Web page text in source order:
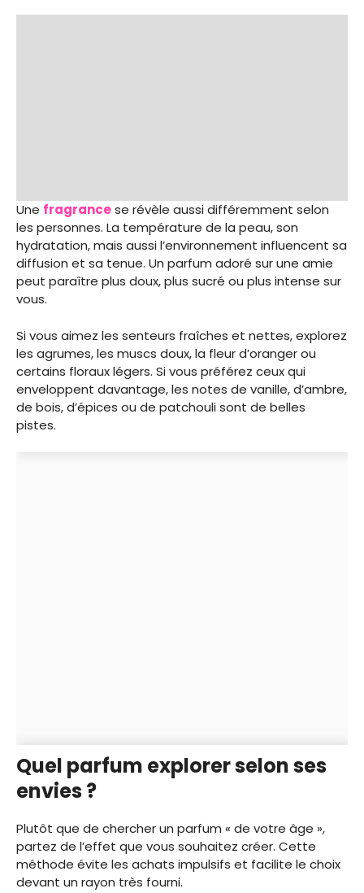
Une fragrancese révèle aussi différemment selon
les personnes. La température de la peau, son
hydratation, mais aussi l’environnement influencent sa
diffusion et sa tenue. Un parfum adoré sur une amie
peut paraître plus doux, plus sucré ou plus intense sur
vous.
Si vous aimez les senteurs fraîches et nettes, explorez
les agrumes, les muscs doux, la fleur d’oranger ou
certains floraux légers. Si vous préférez ceux qui
enveloppent davantage, les notes de vanille, d’ambre,
de bois, d’épices ou de patchouli sont de belles
pistes.
Quel parfum explorer selon ses
envies ?
Plutôt que de chercher un parfum « de votre âge »,
partez de l’effet que vous souhaitez créer. Cette
méthode évite les achats impulsifs et facilite le choix
devant un rayon très fourni.